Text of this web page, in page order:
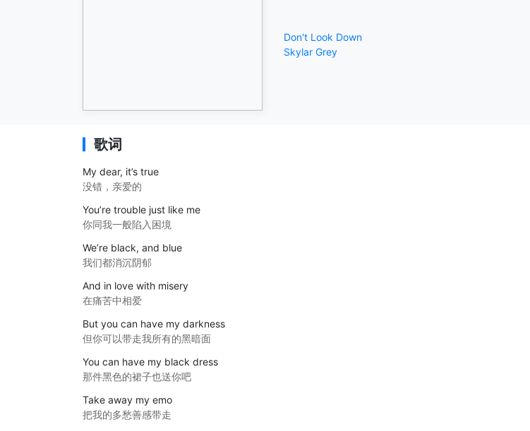
Don't Look Down
Skylar Grey
歌词
My dear, it’s true
没错，亲爱的
You’re trouble just like me
你同我一般陷入困境
We’re black, and blue
我们都消沉阴郁
And in love with misery
在痛苦中相爱
But you can have my darkness
但你可以带走我所有的黑暗面
You can have my black dress
那件黑色的裙子也送你吧
Take away my emo
把我的多愁善感带走